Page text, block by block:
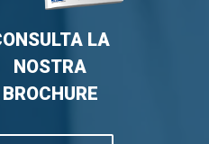
LA
NOSTRA
BROCHURE